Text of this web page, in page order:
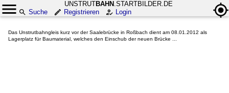
UNSTRUTBAHN .STARTBILDER.DE
Suche
Registrieren Login
Das Unstrutbahngleis kurz vor der Saalebrücke in Roßbach dient am 08.01.2012 als
Lagerplatz für Baumaterial, welches den Einschub der neuen Brücke ...